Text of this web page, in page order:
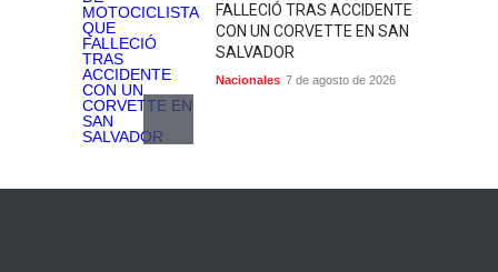
FALLECIÓ TRAS ACCIDENTE
CON UN CORVETTE EN SAN
SALVADOR
Nacionales 7 de agosto de 2026
CAPTURAN A SIETE